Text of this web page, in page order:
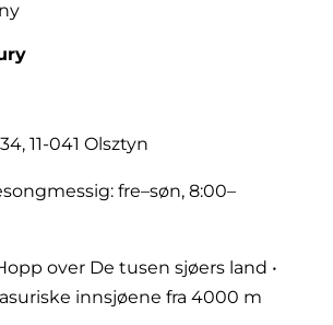
11-041 Olsztyn
fre–søn, 8:00–
over De tusen sjøers land •
innsjøene fra 4000 m